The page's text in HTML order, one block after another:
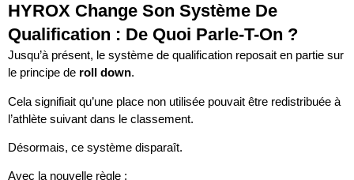
HYROX Change Son Système De
Qualification : De Quoi Parle-T-On ?
Jusqu’à présent, le système de qualification reposait en partie sur
le principe de roll down.
Cela signifiait qu’une place non utilisée pouvait être redistribuée à
l’athlète suivant dans le classement.
Désormais, ce système disparaît.
Avec la nouvelle règle :